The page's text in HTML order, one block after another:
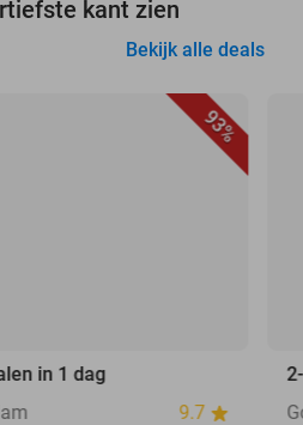
kant zien
Bekijk alle deals
93%
in 1 dag
9.7